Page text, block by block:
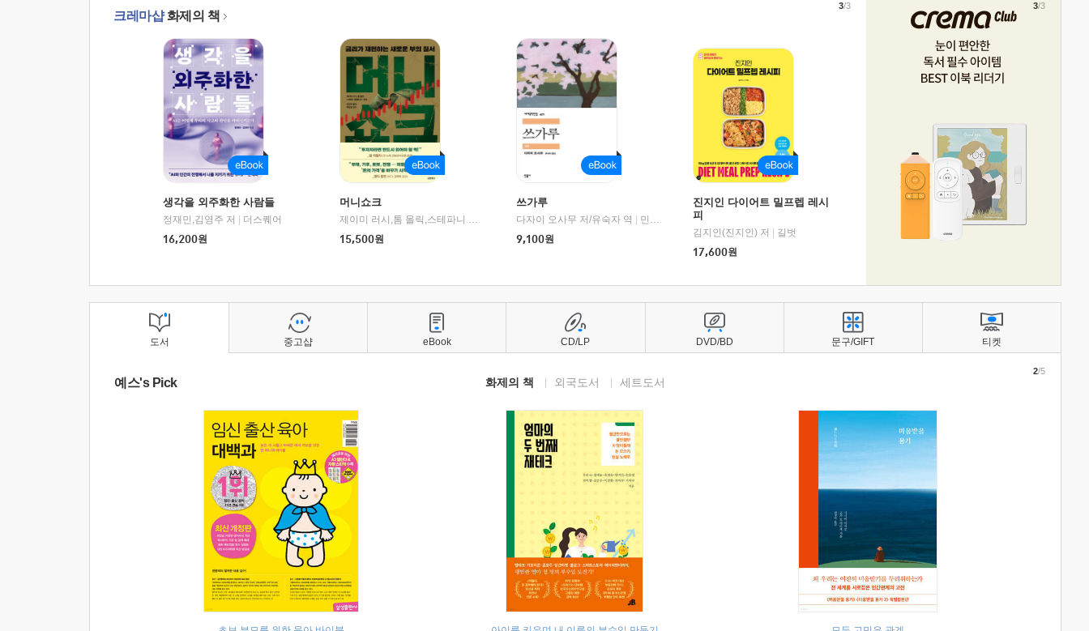
크레마샵화제의 책
생각을 외주화한 사람들
정재민,김영주 저
더스퀘어
16,200원
머니쇼크
제이미 러시,톰 올릭,스테파니 플랜더스 편저/임경은 역/박정호 감수 |
교보문고
15,500원
쓰가루
다자이 오사무 저/유숙자 역
민음사
9,100원
진지인 다이어트 밀프렙 레시
피
김지인(진지인) 저
길벗
17,600원
3/3 3/3
도서
예스's Pick 화제의 책 외국도서 세트도서
2/5
중고샵 eBook CD/LP DVD/BD 문구/GIFT 티켓